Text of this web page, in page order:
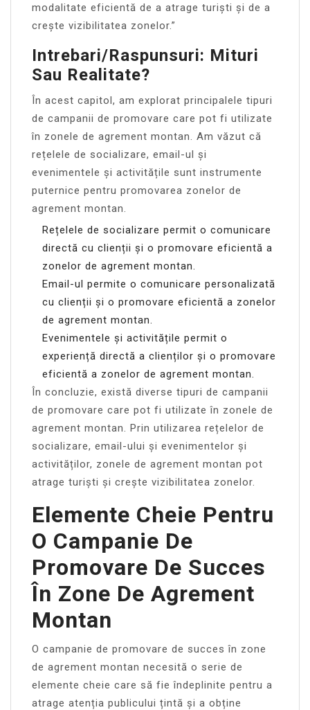
modalitate eficientă de a atrage turiști și de a
crește vizibilitatea zonelor.”
Intrebari/Raspunsuri: Mituri
Sau Realitate?
În acest capitol, am explorat principalele tipuri
de campanii de promovare care pot fi utilizate
în zonele de agrement montan. Am văzut că
rețelele de socializare, email-ul și
evenimentele și activitățile sunt instrumente
puternice pentru promovarea zonelor de
agrement montan.
Rețelele de socializare permit o comunicare
directă cu clienții și o promovare eficientă a
zonelor de agrement montan.
Email-ul permite o comunicare personalizată
cu clienții și o promovare eficientă a zonelor
de agrement montan.
Evenimentele și activitățile permit o
experiență directă a clienților și o promovare
eficientă a zonelor de agrement montan.
În concluzie, există diverse tipuri de campanii
de promovare care pot fi utilizate în zonele de
agrement montan. Prin utilizarea rețelelor de
socializare, email-ului și evenimentelor și
activităților, zonele de agrement montan pot
atrage turiști și crește vizibilitatea zonelor.
Elemente Cheie Pentru
O Campanie De
Promovare De Succes
În Zone De Agrement
Montan
O campanie de promovare de succes în zone
de agrement montan necesită o serie de
elemente cheie care să fie îndeplinite pentru a
atrage atenția publicului țintă și a obține